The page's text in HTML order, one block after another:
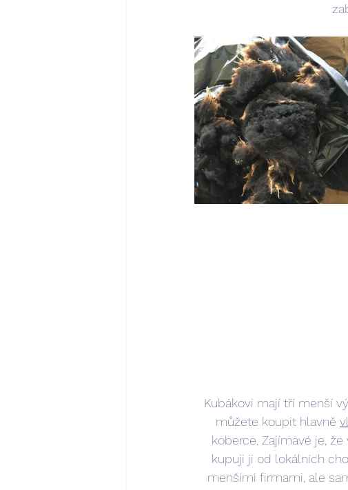
Kubákovi mají tří menší
můžete koupit hlavně
koberce. Zajímavé je,
kupuji ji od lokálních
menšími firmami, ale